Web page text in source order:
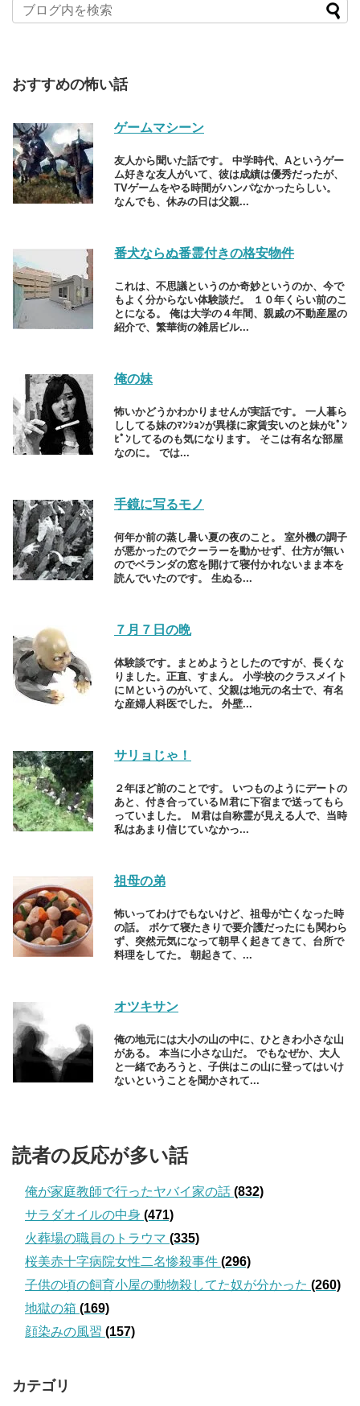
おすすめの怖い話
ゲームマシーン
友人から聞いた話です。 中学時代、Aというゲー
ム好きな友人がいて、彼は成績は優秀だったが、
TVゲームをやる時間がハンパなかったらしい。
なんでも、休みの日は父親...
番犬ならぬ番霊付きの格安物件
これは、不思議というのか奇妙というのか、今で
もよく分からない体験談だ。 １０年くらい前のこ
とになる。 俺は大学の４年間、親戚の不動産屋の
紹介で、繁華街の雑居ビル...
俺の妹
怖いかどうかわかりませんが実話です。 一人暮ら
ししてる妹のﾏﾝｼｮﾝが異様に家賃安いのと妹がﾋﾟﾝ
ﾋﾟﾝしてるのも気になります。 そこは有名な部屋
なのに。 では...
手鏡に写るモノ
何年か前の蒸し暑い夏の夜のこと。 室外機の調子
が悪かったのでクーラーを動かせず、仕方が無い
のでベランダの窓を開けて寝付かれないまま本を
読んでいたのです。 生ぬる...
７月７日の晩
体験談です。まとめようとしたのですが、長くな
りました。正直、すまん。 小学校のクラスメイト
にＭというのがいて、父親は地元の名士で、有名
な産婦人科医でした。 外壁...
サリョじゃ！
２年ほど前のことです。 いつものようにデートの
あと、付き合っているＭ君に下宿まで送ってもら
っていました。 Ｍ君は自称霊が見える人で、当時
私はあまり信じていなかっ...
祖母の弟
怖いってわけでもないけど、祖母が亡くなった時
の話。 ボケて寝たきりで要介護だったにも関わら
ず、突然元気になって朝早く起きてきて、台所で
料理をしてた。 朝起きて、...
オツキサン
俺の地元には大小の山の中に、ひときわ小さな山
がある。 本当に小さな山だ。 でもなぜか、大人
と一緒であろうと、子供はこの山に登ってはいけ
ないということを聞かされて...
読者の反応が多い話
俺が家庭教師で行ったヤバイ家の話 (832)
サラダオイルの中身 (471)
火葬場の職員のトラウマ (335)
桜美赤十字病院女性二名惨殺事件 (296)
子供の頃の飼育小屋の動物殺してた奴が分かった (260)
地獄の箱 (169)
顔染みの風習 (157)
カテゴリ